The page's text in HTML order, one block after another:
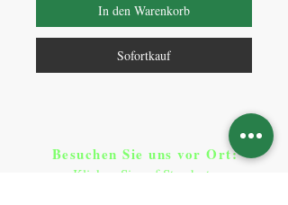
In den Warenkorb
Sofortkauf
Besuchen Sie uns vor Ort​:
Klicken Sie auf Standorte